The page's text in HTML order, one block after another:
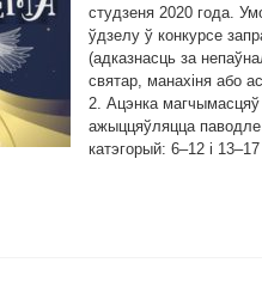
студзеня 2020 года.
ўдзелу ў конкурсе
(адказнасць за
святар, манахіня або
2. Ацэнка магчымасцяў
ажыццяўляцца
катэгорый: 6–12 і